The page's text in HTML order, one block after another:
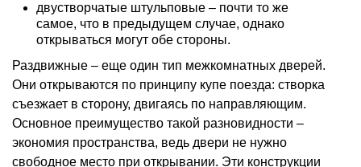
двустворчатые штульповые – почти то же
самое, что в предыдущем случае, однако
открываться могут обе стороны.
Раздвижные – еще один тип межкомнатных дверей.
Они открываются по принципу купе поезда: створка
съезжает в сторону, двигаясь по направляющим.
Основное преимущество такой разновидности –
экономия пространства, ведь двери не нужно
свободное место при открывании. Эти конструкции